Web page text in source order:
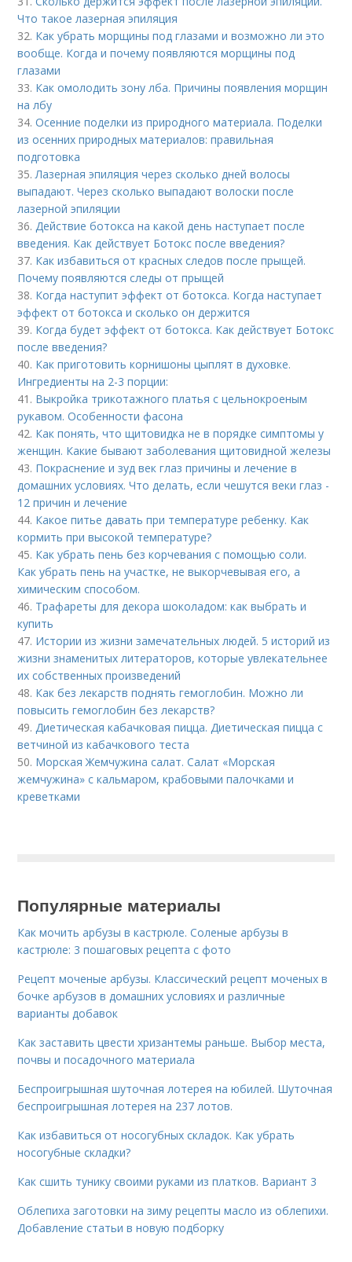
Что такое лазерная эпиляция
32. Как убрать морщины под глазами и возможно ли это
вообще. Когда и почему появляются морщины под
глазами
33. Как омолодить зону лба. Причины появления морщин
на лбу
34.Осенние поделки из природного материала. Поделки
из осенних природных материалов: правильная
подготовка
35.Лазерная эпиляция через сколько дней волосы
выпадают. Через сколько выпадают волоски после
лазерной эпиляции
36.Действие ботокса на какой день наступает после
введения. Как действует Ботокс после введения?
37. Как избавиться от красных следов после прыщей.
Почему появляются следы от прыщей
38. Когда наступит эффект от ботокса. Когда наступает
эффект от ботокса и сколько он держится
39. Когда будет эффект от ботокса. Как действует Ботокс
после введения?
40. Как приготовить корнишоны цыплят в духовке.
Ингредиенты на 2-3 порции:
41. Выкройка трикотажного платья с цельнокроеным
рукавом. Особенности фасона
42. Как понять, что щитовидка не в порядке симптомы у
женщин. Какие бывают заболевания щитовидной железы
43. Покраснение и зуд век глаз причины и лечение в
домашних условиях. Что делать, если чешутся веки глаз -
12 причин и лечение
44. Какое питье давать при температуре ребенку. Как
кормить при высокой температуре?
45. Как убрать пень без корчевания с помощью соли.
Как убрать пень на участке, не выкорчевывая его, а
химическим способом.
46. Трафареты для декора шоколадом: как выбрать и
купить
47. Истории из жизни замечательных людей. 5 историй из
жизни знаменитых литераторов, которые увлекательнее
их собственных произведений
48. Как без лекарств поднять гемоглобин. Можно ли
повысить гемоглобин без лекарств?
49.Диетическая кабачковая пицца. Диетическая пицца с
ветчиной из кабачкового теста
50. Морская Жемчужина салат. Салат «Морская
жемчужина» с кальмаром, крабовыми палочками и
креветками
Популярные материалы
Как мочить арбузы в кастрюле. Соленые арбузы в
кастрюле: 3 пошаговых рецепта с фото
Рецепт моченые арбузы. Классический рецепт моченых в
бочке арбузов в домашних условиях и различные
варианты добавок
Как заставить цвести хризантемы раньше. Выбор места,
почвы и посадочного материала
Беспроигрышная шуточная лотерея на юбилей. Шуточная
беспроигрышная лотерея на 237 лотов.
Как избавиться от носогубных складок. Как убрать
носогубные складки?
Как сшить тунику своими руками из платков. Вариант 3
Облепиха заготовки на зиму рецепты масло из облепихи.
Добавление статьи в новую подборку